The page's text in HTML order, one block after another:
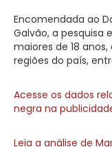
Encomendada ao
Galvão, a pesquisa
maiores de 18
regiões do país,
Acesse os dados
negra na
Leia a análise de